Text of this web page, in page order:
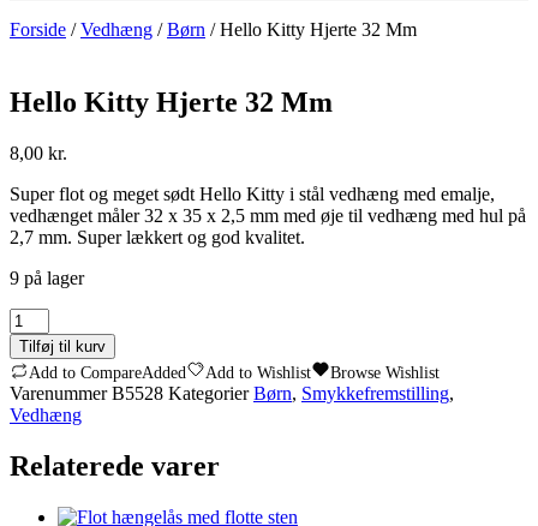
Forside /Vedhæng /Børn / Hello Kitty Hjerte 32 Mm
Hello Kitty Hjerte 32 Mm
8,00 kr.
Super flot og meget sødt Hello Kitty i stål vedhæng med emalje,
vedhænget måler 32 x 35 x 2,5 mm med øje til vedhæng med hul på
2,7 mm. Super lækkert og god kvalitet.
9 på lager
Hello
Kitty
Hjerte
32
Mm
antal
Tilføj til kurv
Add to CompareAdded Add to Wishlist Browse Wishlist
VarenummerB5528 Kategorier Børn, Smykkefremstilling,
Vedhæng
Relaterede varer